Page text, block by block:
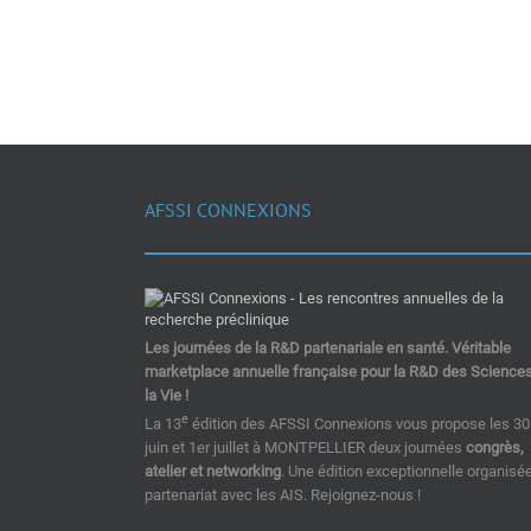
AFSSI CONNEXIONS
Les journées de la R&D partenariale en santé. Véritable
marketplace annuelle française pour la R&D des
la Vie !
La 13e édition des AFSSI Connexions vous propose les 30
juin et 1er juillet à MONTPELLIER deux journées congrès,
atelier et networking. Une édition exceptionnelle
partenariat avec les AIS. Rejoignez-nous !